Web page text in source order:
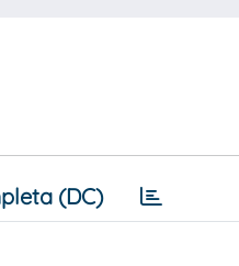
(DC)